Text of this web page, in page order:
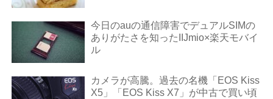
今日のauの通信障害でデュアルSIMの
ありがたさを知ったIIJmio×楽天モバイ
ル
カメラが高騰。過去の名機「EOS Kiss
X5」「EOS Kiss X7」が中古で買い頃